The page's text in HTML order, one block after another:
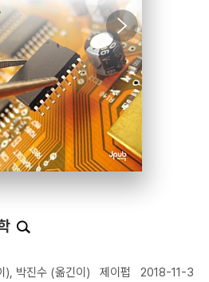
), 박진수 (옮긴이) 제이펍
2018-11-3